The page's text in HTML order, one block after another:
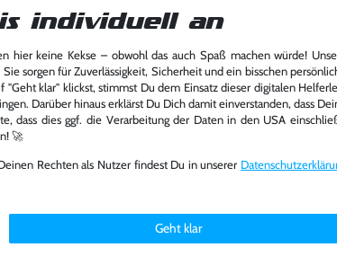
View
individuell an
hier keine Kekse – obwohl das auch Spaß machen würde!
sorgen für Zuverlässigkeit, Sicherheit und ein bisschen
klar" klickst, stimmst Du dem Einsatz dieser digitalen
Darüber hinaus erklärst Du Dich damit einverstanden, dass
dass dies ggf. die Verarbeitung der Daten in den USA
🚀
Rechten als Nutzer findest Du in unserer
Geht klar